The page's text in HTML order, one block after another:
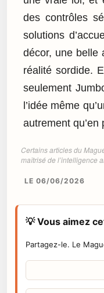
des contrôles
solutions
décor, une belle
réalité sordide.
seulement
l’idée même
autrement qu’en
Certains articles du
maîtrisé de l’intelligence
LE 06/06/2026
💡 Vous aimez
Partagez-le. Le